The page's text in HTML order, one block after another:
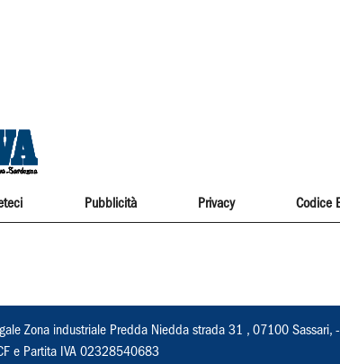
Pubblicità Privacy Codice
Zona industriale Predda Niedda strada 31 , 07100
e Partita IVA 02328540683